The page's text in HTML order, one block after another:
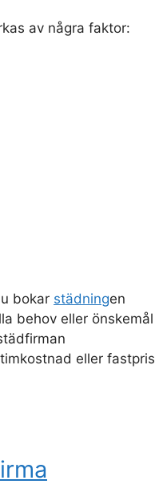
av några faktor:
bokar städningen
behov eller önskemål
eller fastpris